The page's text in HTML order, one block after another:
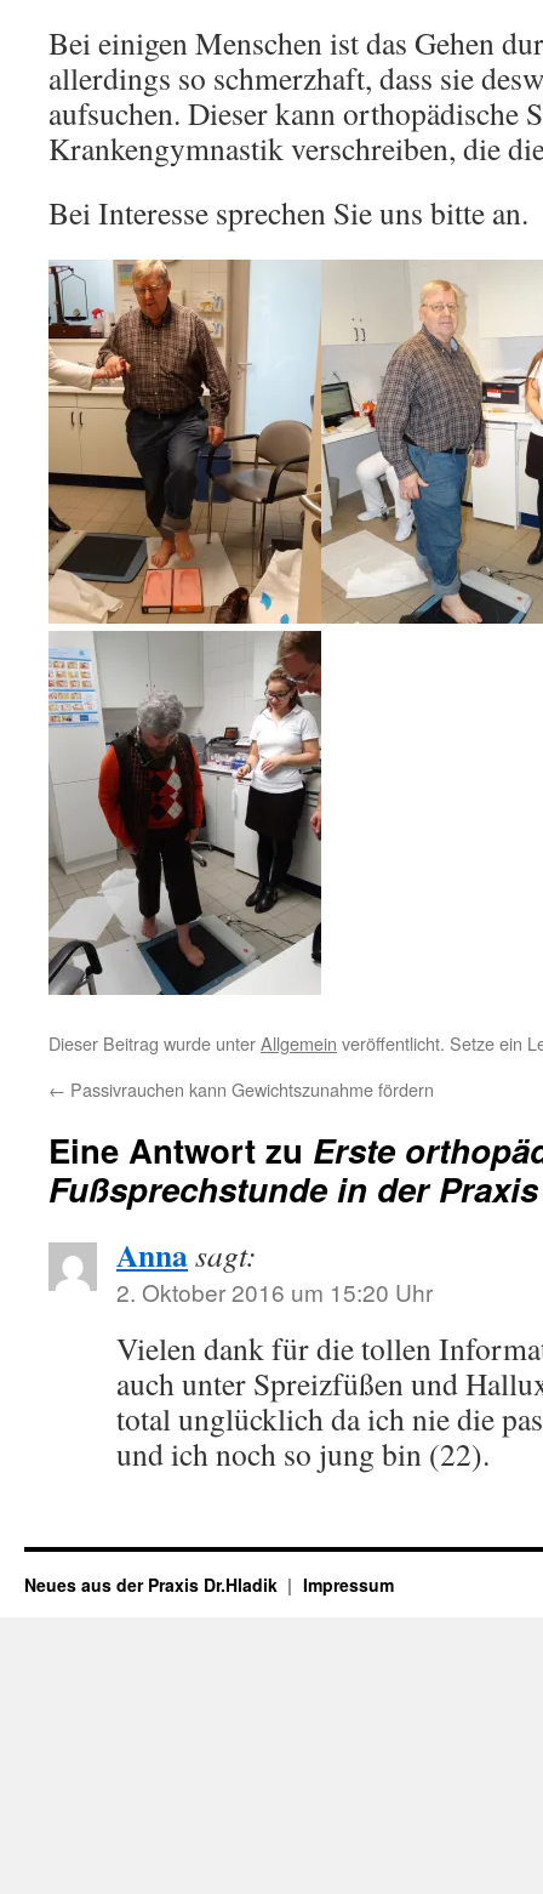
Bei einigen Menschen ist das Gehen
allerdings so schmerzhaft, dass sie
aufsuchen. Dieser kann orthopädische
Krankengymnastik verschreiben, die
Bei Interesse sprechen Sie uns bitte an.
Dieser Beitrag wurde unterAllgemein veröffentlicht. Setze ein
← Passivrauchen kann Gewichtszunahme fördern
Eine Antwort zu Erste
Fußsprechstunde in der
Annasagt:
2. Oktober 2016 um 15:20 Uhr
Vielen dank für die tollen
auch unter Spreizfüßen und
total unglücklich da ich nie die
und ich noch so jung bin (22).
Neues aus der Praxis Dr.Hladik Impressum